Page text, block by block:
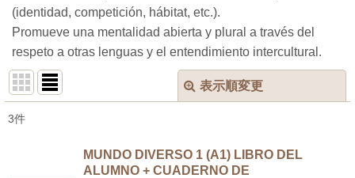
(identidad, competición, hábitat, etc.).
Promueve una mentalidad abierta y plural a través del
respeto a otras lenguas y el entendimiento intercultural.
表示順変更
3件
MUNDO DIVERSO 1 (A1) LIBRO DEL
ALUMNO + CUADERNO DE